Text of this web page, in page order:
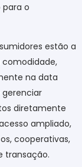
o
estão a
comodidade,
na data
diretamente
ampliado,
cooperativas,
transação.